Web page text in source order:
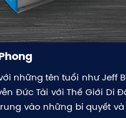
những tên tuổi như Jeff
Đức Tài với Thế Giới Di
vào những bí quyết